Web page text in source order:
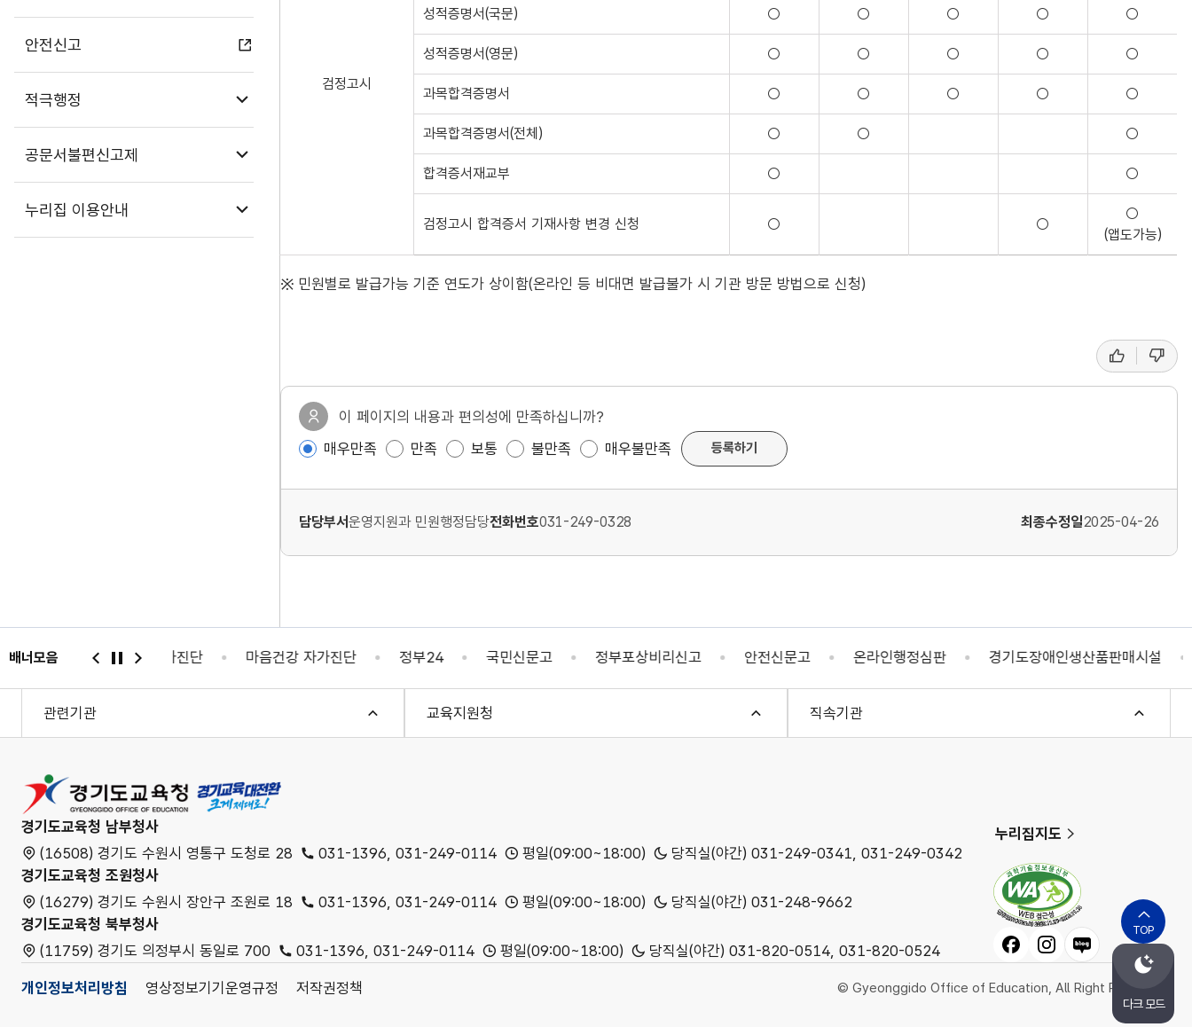
안전신고
적극행정
하위메뉴 열기
공문서불편신고제
하위메뉴 열기
누리집 이용안내
하위메뉴 열기
검정고시
성적증명서(국문) ○ ○ ○ ○ ○
성적증명서(영문) ○ ○ ○ ○ ○
과목합격증명서 ○ ○ ○ ○ ○
과목합격증명서(전체) ○ ○ ○
합격증서재교부 ○ ○
검정고시 합격증서 기재사항 변경 신청 ○ ○
○
(앱도가능)
민원별로 발급가능 기준 연도가 상이함(온라인 등 비대면 발급불가 시 기관 방문 방법으로 신청)
호
도
좋
요
싫
어
요
이 페이지의 내용과 편의성에 만족하십니까?
매우만족
만족 보통 불만족 매우불만족 등록하기
담당부서운영지원과 민원행정담당전화번호031-249-0328 최종수정일2025-04-26
배너모음
마음건강 자가진단 마음건강 자가진단 정부24 국민신문고 정부포상비리신고 안전신문고 온라인행정심판 경기도장애인생산품판매시설 학부모On
관련기관 교육지원청 직속기관
경기도교육청
경기도교육청 남부청사
(16508) 경기도 수원시 영통구 도청로 28
031-1396, 031-249-0114 평일(09:00~18:00)
당직실(야간) 031-249-0341, 031-249-0342
경기도교육청 조원청사
(16279) 경기도 수원시 장안구 조원로 18
031-1396, 031-249-0114 평일(09:00~18:00)
당직실(야간) 031-248-9662
경기도교육청 북부청사
(11759) 경기도 의정부시 동일로 700
031-1396, 031-249-0114 평일(09:00~18:00) 당직실(야간) 031-820-0514, 031-820-0524
누리집지도
페이스북인스타그램
블로그
개인정보처리방침 영상정보기기운영규정 저작권정책 © Gyeonggido Office of Education, All Right Reserved.
TOP
다크 모드